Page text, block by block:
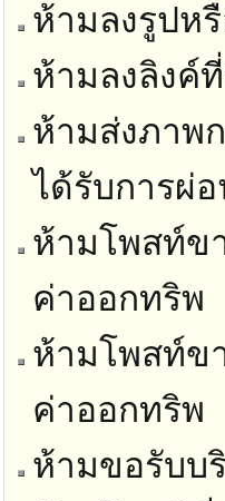
ห้ามลงรูปห
ห้ามลงลิงค์
ห้ามส่งภาพ
ได้รับการผ่
ห้ามโพสท์ข
ค่าออกทริพ
ห้ามโพสท์ข
ค่าออกทริพ
ห้ามขอรับบ